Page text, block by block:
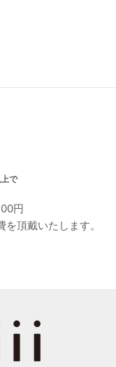
で
円
頂戴いたします。
Missing interpolation
Missing interpolation
Missing
Missing